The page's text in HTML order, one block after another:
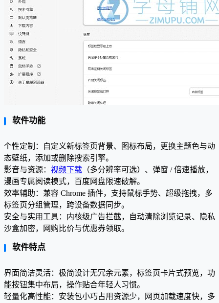
软件功能
个性定制：自定义新标签页背景、图标布局，更换主题色与动
态壁纸，添加或删除搜索引擎。
影音与资源： 视频下载 （多分辨率可选）、弹窗 / 倍速播放，
漫画专属阅读模式，百度网盘限速破解。
效率辅助：兼容 Chrome 插件，支持鼠标手势、超级拖拽，多
标签页分组管理，跨设备数据同步。
安全与实用工具：内核级广告拦截，自动清除浏览记录、隐私
沙盒加密，网购比价与优惠券领取。
软件特点
界面简洁灵活：极简设计无冗余元素，标签页卡片式预览，功
能按钮集中布局，操作贴合年轻人习惯。
轻量化高性能：安装包小巧占用资源少，网页加载速度快，多